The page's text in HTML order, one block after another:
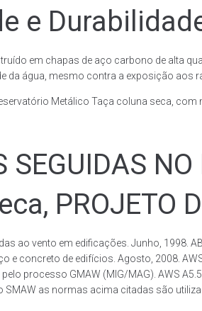
e
em chapas de aço carbono de alta
da água, mesmo contra a exposição aos
Metálico Taça coluna seca, com
SEGUIDAS
PROJETO
ao vento em edificações. Junho, 1998.
e concreto de edifícios. Agosto, 2008.
processo GMAW (MIG/MAG). AWS
as normas acima citadas são